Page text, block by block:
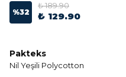
%32
₺ 189.90
₺ 129.90
Pakteks
Nil Yeşili Polycotton